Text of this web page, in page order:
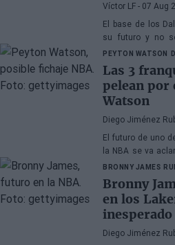
Víctor LF - 07 Aug
El base de los
su futuro y no
temporada
PEYTON WATSON
Las 3
pelean por
Watson
Diego Jiménez
El futuro de uno
la NBA se va
franquicias
BRONNY JAMES
Bronny
en los
Diego Jiménez